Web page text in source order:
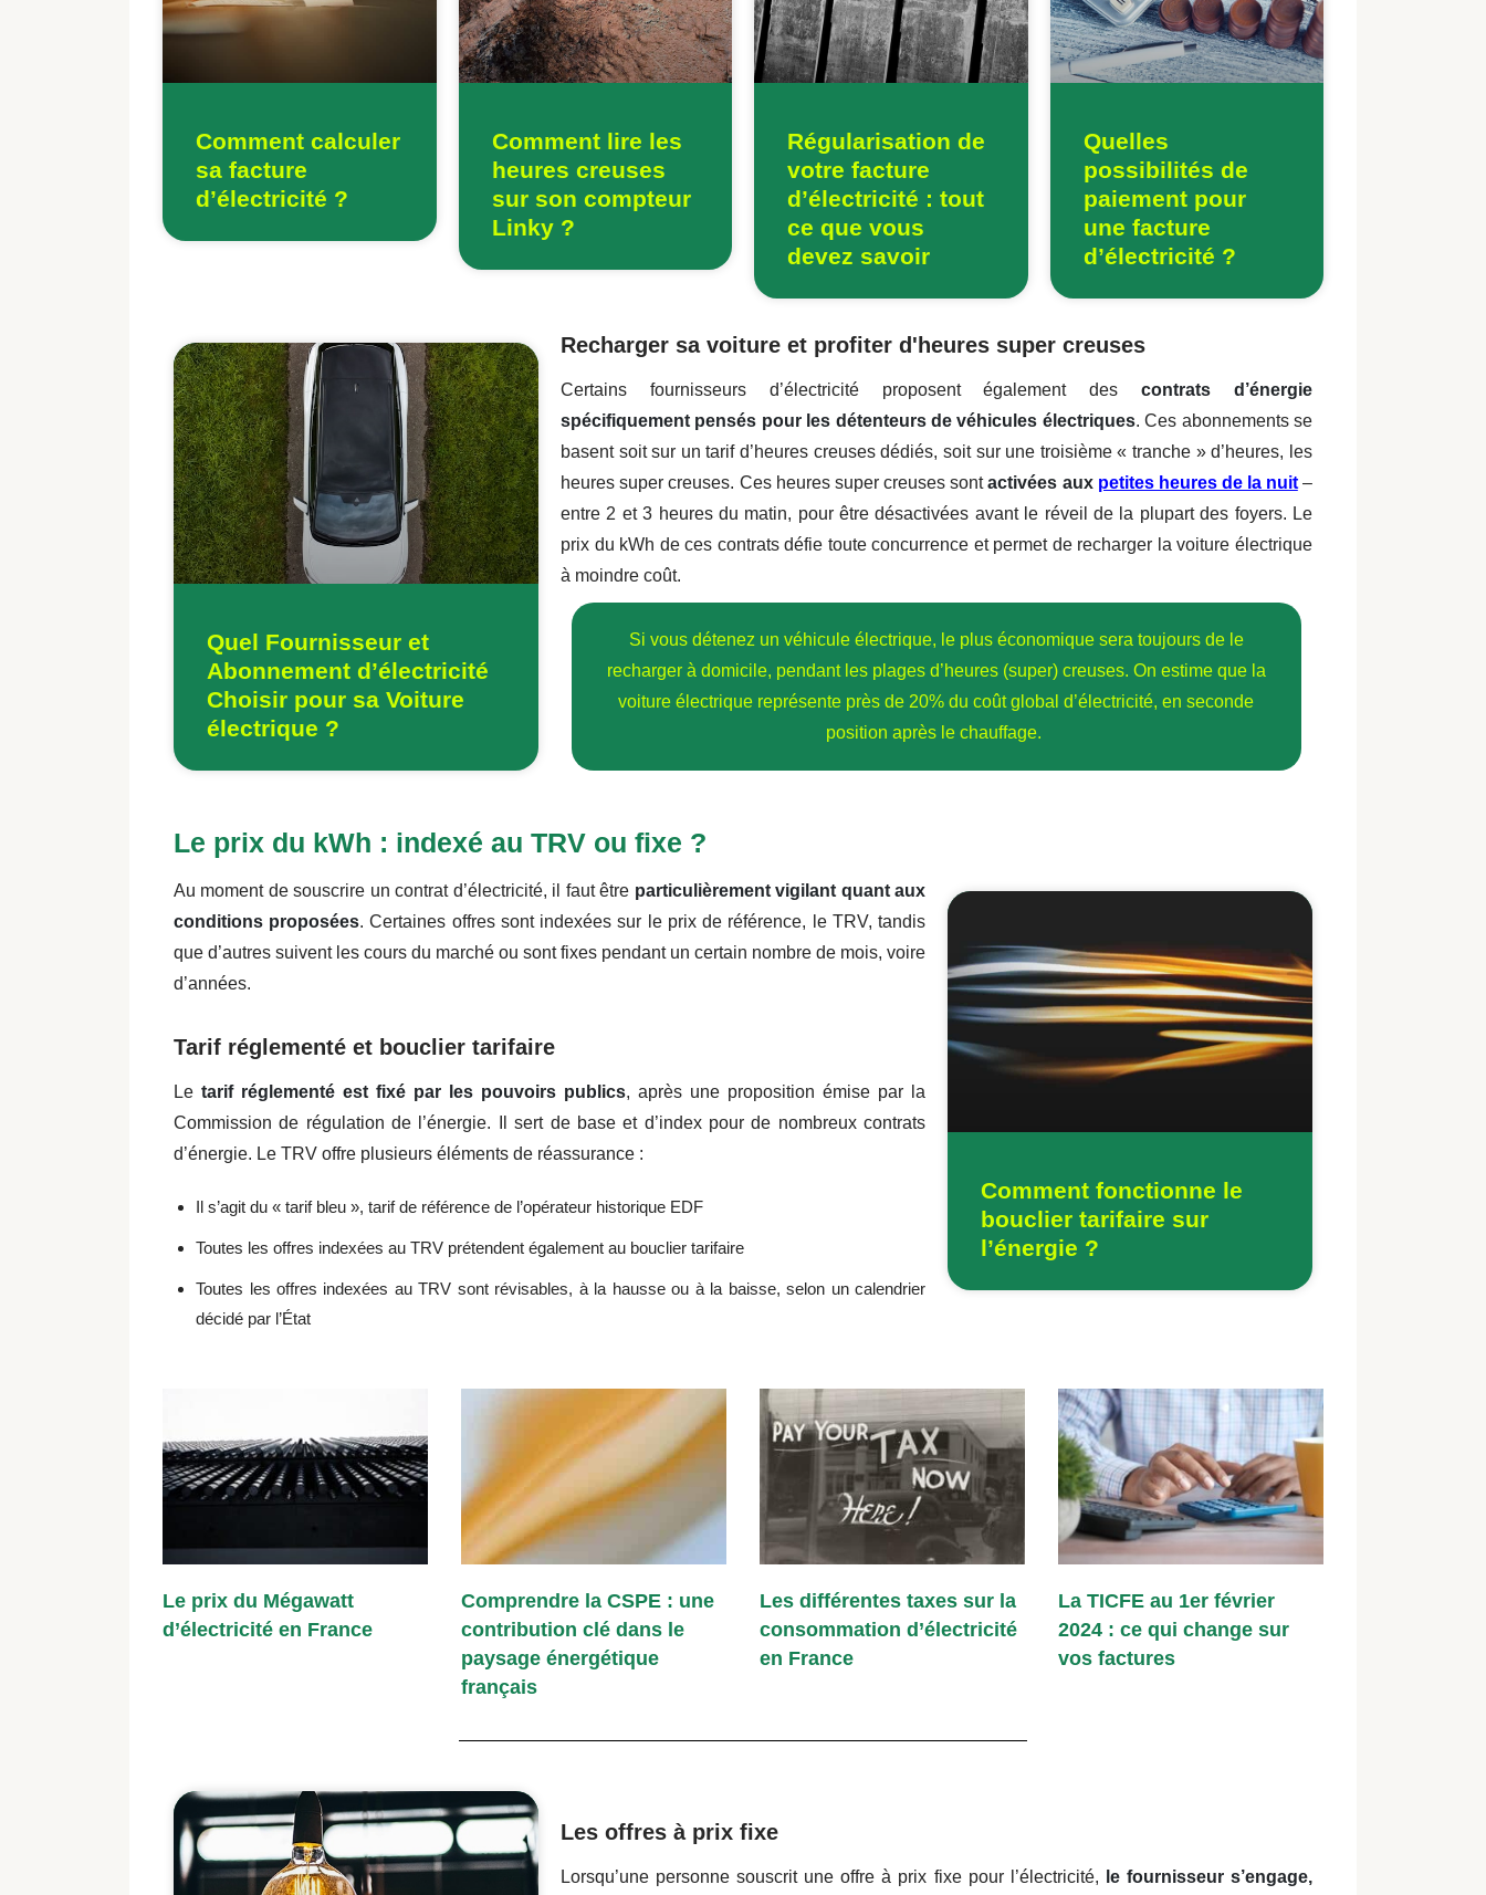
Comment calculer
sa facture
d’électricité ?
Comment lire les
heures creuses
sur son compteur
Linky ?
Régularisation de
votre facture
d’électricité : tout
ce que vous
devez savoir
Quelles
possibilités de
paiement pour
une facture
d’électricité ?
Quel Fournisseur et
Abonnement d’électricité
Choisir pour sa Voiture
électrique ?
Recharger sa voiture et profiter d'heures super creuses
Certains fournisseurs d’électricité proposent également descontrats d’énergie
spécifiquement pensés pour les détenteurs de véhicules électriques. Ces abonnements se
basent soit sur un tarif d’heures creuses dédiés, soit sur une troisième « tranche » d’heures, les
heures super creuses. Ces heures super creuses sontactivées aux petites heures de la nuit–
entre 2 et 3 heures du matin, pour être désactivées avant le réveil de la plupart des foyers. Le
prix du kWh de ces contrats défie toute concurrence et permet de recharger la voiture électrique
à moindre coût.
Si vous détenez un véhicule électrique, le plus économique sera toujours de le
recharger à domicile, pendant les plages d’heures (super) creuses. On estime que la
voiture électrique représente près de 20% du coût global d’électricité, en seconde
position après le chauffage.
Comment fonctionne le
bouclier tarifaire sur
l’énergie ?
Le prix du kWh : indexé au TRV ou fixe ?
Au moment de souscrire un contrat d’électricité, il faut être particulièrement vigilant quant aux
conditions proposées. Certaines offres sont indexées sur le prix de référence, le TRV, tandis
que d’autres suivent les cours du marché ou sont fixes pendant un certain nombre de mois, voire
d’années.
Tarif réglementé et bouclier tarifaire
Letarif réglementé est fixé par les pouvoirs publics, après une proposition émise par la
Commission de régulation de l’énergie. Il sert de base et d’index pour de nombreux contrats
d’énergie. Le TRV offre plusieurs éléments de réassurance :
Il s’agit du « tarif bleu », tarif de référence de l’opérateur historique EDF
Toutes les offres indexées au TRV prétendent également au bouclier tarifaire
Toutes les offres indexées au TRV sont révisables, à la hausse ou à la baisse, selon un calendrier
décidé par l’État
Le prix du Mégawatt
d’électricité en France
Comprendre la CSPE : une
contribution clé dans le
paysage énergétique
français
Les différentes taxes sur la
consommation d’électricité
en France
La TICFE au 1er février
2024 : ce qui change sur
vos factures
Les offres à prix fixe
Lorsqu’une personne souscrit une offre à prix fixe pour l’électricité, le fournisseur s’engage,